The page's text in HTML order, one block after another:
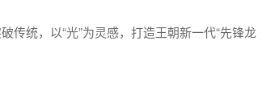
传统，以“光”为灵感，打造王朝新一代“先锋龙